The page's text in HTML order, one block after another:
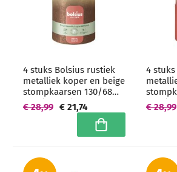
4 stuks Bolsius rustiek
metalliek koper en beige
stompkaarsen 130/68
mm (60 uur) -
grootverpakking
€ 21,74
€ 28,99
In winkelwagen
4
mm
€ 28,99